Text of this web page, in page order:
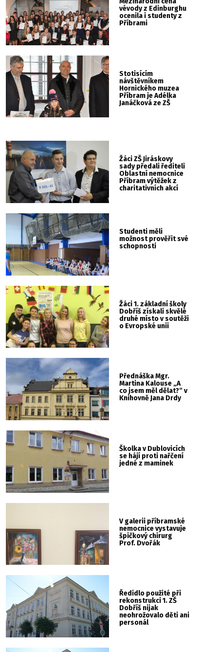
vévody z Edinburghu
ocenila i studenty z
Příbrami
Stotisícím
návštěvníkem
Hornického muzea
Příbram je Adélka
Janáčková ze ZŠ
Žáci ZŠ Jiráskovy
sady předali řediteli
Oblastní nemocnice
Příbram výtěžek z
charitativních akcí
Studenti měli
možnost prověřit své
schopnosti
Žáci 1. základní školy
Dobříš získali skvělé
druhé místo v soutěži
o Evropské unii
Přednáška Mgr.
Martina Kalouse „A
co jsem měl dělat?“ v
Knihovně Jana Drdy
Školka v Dublovicích
se hájí proti nařčení
jedné z maminek
V galerii příbramské
nemocnice vystavuje
špičkový chirurg
Prof. Dvořák
Ředidlo použité při
rekonstrukci 1. ZŠ
Dobříš nijak
neohrožovalo děti ani
personál